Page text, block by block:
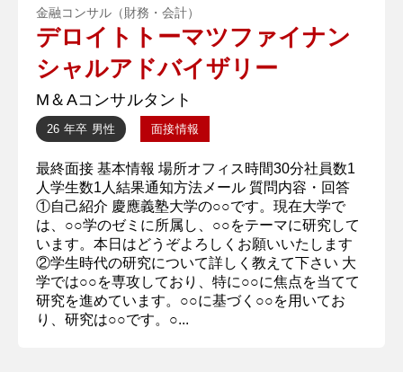
金融コンサル（財務・会計）
デロイトトーマツファイナン
シャルアドバイザリー
M＆Aコンサルタント
26 年卒 男性 面接情報
最終面接 基本情報 場所オフィス時間30分社員数1
人学生数1人結果通知方法メール 質問内容・回答
①自己紹介 慶應義塾大学の○○です。現在大学で
は、○○学のゼミに所属し、○○をテーマに研究して
います。本日はどうぞよろしくお願いいたします
②学生時代の研究について詳しく教えて下さい 大
学では○○を専攻しており、特に○○に焦点を当てて
研究を進めています。○○に基づく○○を用いてお
り、研究は○○です。○...